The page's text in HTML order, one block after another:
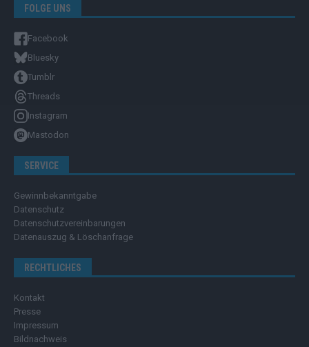
FOLGE UNS
Facebook
Bluesky
Tumblr
Threads
Instagram
Mastodon
SERVICE
Gewinnbekanntgabe
Datenschutz
Datenschutzvereinbarungen
Datenauszug & Löschanfrage
RECHTLICHES
Kontakt
Presse
Impressum
Bildnachweis